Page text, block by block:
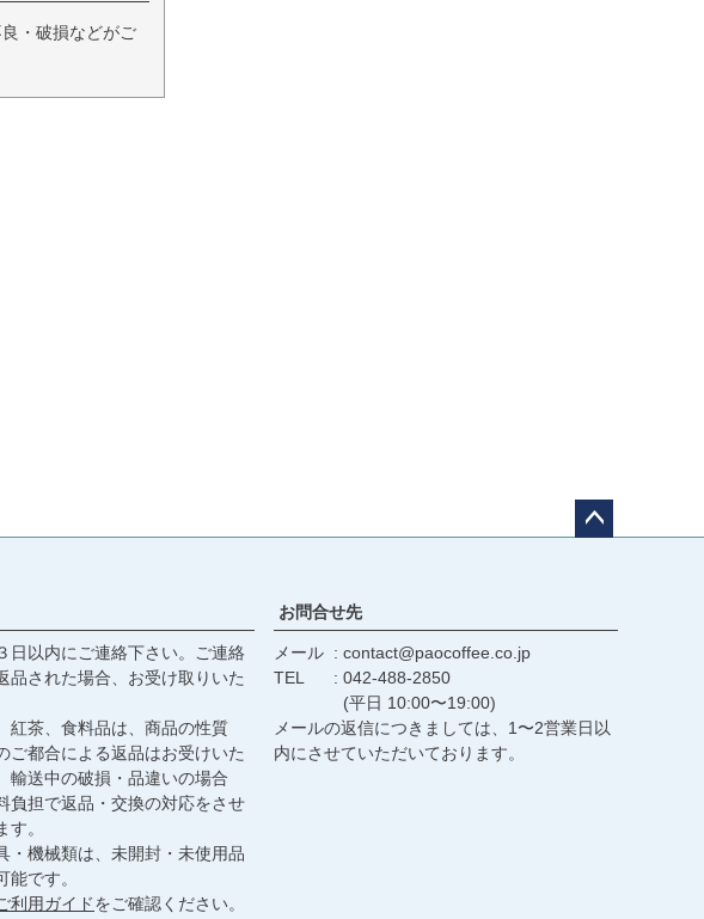
・破損などがご
へ
日以内にご連絡下さい。ご連絡
品された場合、お受け取りいた
紅茶、食料品は、商品の性質
ご都合による返品はお受けいた
輸送中の破損・品違いの場合
負担で返品・交換の対応をさせ
す。
・機械類は、未開封・未使用品
能です。
利用ガイドをご確認ください。
お問合せ先
メール
contact@paocoffee.co.jp
TEL
042-488-2850
(平日 10:00〜19:00)
メールの返信につきましては、1〜2営業日以
内にさせていただいております。